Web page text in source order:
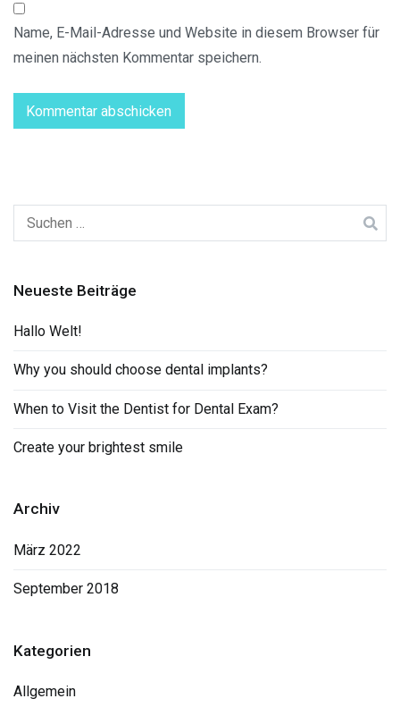
Name, E-Mail-Adresse und Website in diesem Browser für
meinen nächsten Kommentar speichern.
Suchen
nach:
Neueste Beiträge
Hallo Welt!
Why you should choose dental implants?
When to Visit the Dentist for Dental Exam?
Create your brightest smile
Archiv
März 2022
September 2018
Kategorien
Allgemein